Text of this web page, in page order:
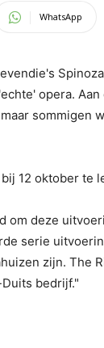
WhatsApp
opera.
sommigen
12 oktober te
om deze
serie
zijn. The
bedrijf."